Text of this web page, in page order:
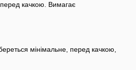
перед качкою. Вимагає
мінімальне, перед качкою,